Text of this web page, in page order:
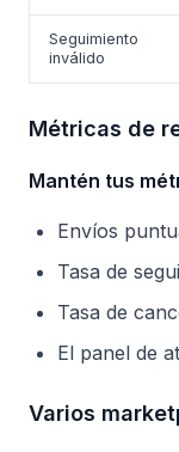
Seguimiento
inválido
Métricas de
Mantén tus
Envíos
Tasa de
Tasa de
El panel de
Varios